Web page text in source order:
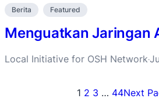
Berita Featured
Menguatkan Jaringan
Local Initiative for OSH Network·
1 2 3 … 44Next